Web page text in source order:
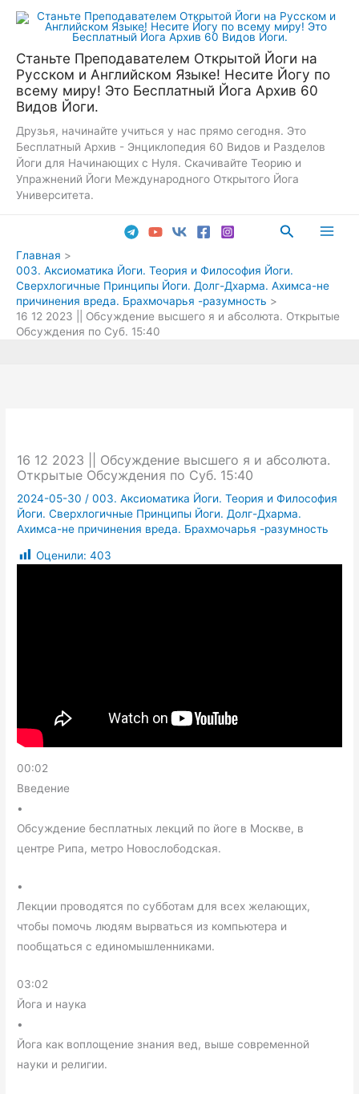
Перейти
Станьте Преподавателем Открытой Йоги на
Русском и Английском Языке! Несите Йогу по
всему миру! Это Бесплатный Йога Архив 60
Видов Йоги.
Друзья, начинайте учиться у нас прямо сегодня. Это
Бесплатный Архив - Энциклопедия 60 Видов и Разделов
Йоги для Начинающих с Нуля. Скачивайте Теорию и
Упражнений Йоги Международного Открытого Йога
Университета.
Поиск
Главная
003. Аксиоматика Йоги. Теория и Философия Йоги.
Сверхлогичные Принципы Йоги. Долг-Дхарма. Ахимса-не
причинения вреда. Брахмочарья -разумность
16 12 2023 || Обсуждение высшего я и абсолюта. Открытые
Обсуждения по Суб. 15:40
16 12 2023 || Обсуждение высшего я и абсолюта.
Открытые Обсуждения по Суб. 15:40
2024-05-30 /003. Аксиоматика Йоги. Теория и Философия
Йоги. Сверхлогичные Принципы Йоги. Долг-Дхарма.
Ахимса-не причинения вреда. Брахмочарья -разумность
Оценили: 403
00:02
Введение
•
Обсуждение бесплатных лекций по йоге в Москве, в
центре Рипа, метро Новослободская.
•
Лекции проводятся по субботам для всех желающих,
чтобы помочь людям вырваться из компьютера и
пообщаться с единомышленниками.
03:02
Йога и наука
•
Йога как воплощение знания вед, выше современной
науки и религии.